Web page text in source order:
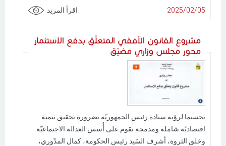
2025/02/05 اقرأ المزيد
مشروع القانون الأفقي المتعلّق بدفع الاستثمار
محور مجلس وزاري مضيّق
تجسيما لرؤية سيادة رئيس الجمهوريّة بضرورة تحقيق تنمية
اقتصاديّة شاملة ومدمجة تقوم على أُسس العدالة الاجتماعيّة
وخلق الثروة، أشرف السّيد رئيس الحكومة، كمال المدّوري،